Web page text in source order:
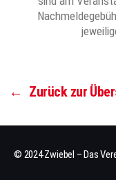
← Zurück zur
© 2024 Zwiebel – Das